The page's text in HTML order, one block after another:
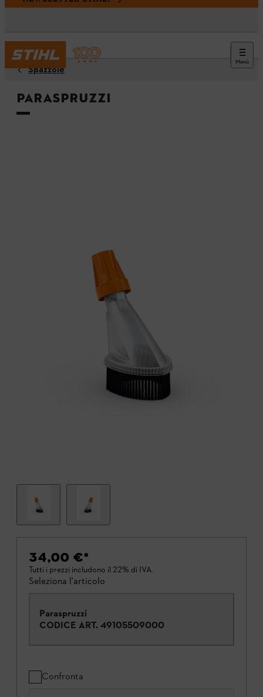
Menù
Spazzole
Paraspruzzi
34,00 €*
Tutti i prezzi includono il 22% di IVA.
Seleziona l'articolo
Paraspruzzi
CODICE ART. 49105509000
Confronta